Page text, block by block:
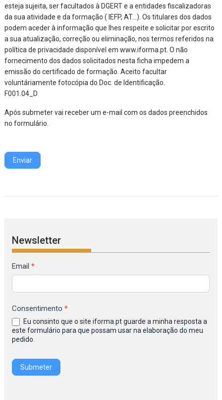
esteja sujeita, ser facultados à DGERT e a entidades fiscalizadoras
da sua atividade e da formação ( IEFP, AT…). Os titulares dos dados
podem aceder à informação que lhes respeite e solicitar por escrito
a sua atualização, correção ou eliminação, nos termos referidos na
política de privacidade disponível em www.iforma.pt. O não
fornecimento dos dados solicitados nesta ficha impedem a
emissão do certificado de formação. Aceito facultar
voluntáriamente fotocópia do Doc. de Identificação.
F001.04_D
Após submeter vai receber um e-mail com os dados preenchidos
no formulário.
Enviar
Newsletter
Formulário
de
Inscrição
Newsletter
IFORMA
Email*
Consentimento*
este formulário para que possam usar na elaboração do meu
pedido.
Submeter